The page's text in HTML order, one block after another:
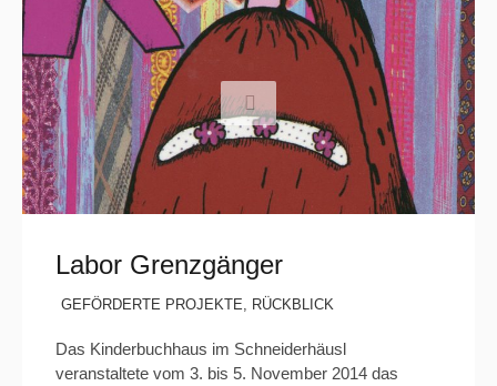
Labor Grenzgänger
GEFÖRDERTE PROJEKTE, RÜCKBLICK
Das Kinderbuchhaus im Schneiderhäusl
veranstaltete vom 3. bis 5. November 2014 das